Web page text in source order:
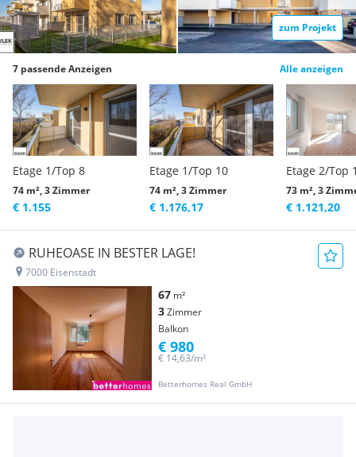
zum Projekt
7 passende Anzeigen Alle anzeigen
Etage 1/Top 8
74 m², 3 Zimmer
€ 1.155
Etage 1/Top 10
74 m², 3 Zimmer
€ 1.176,17
Etage 2/Top
73 m², 3
€ 1.121,20
RUHEOASE IN BESTER LAGE!
7000 Eisenstadt
67 m²
3Zimmer
Balkon
Betterhomes Real GmbH
€ 14,63/m²
€ 980